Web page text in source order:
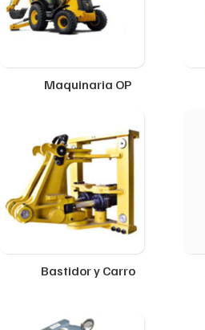
Maquinaria OP
Bastidor y Carro